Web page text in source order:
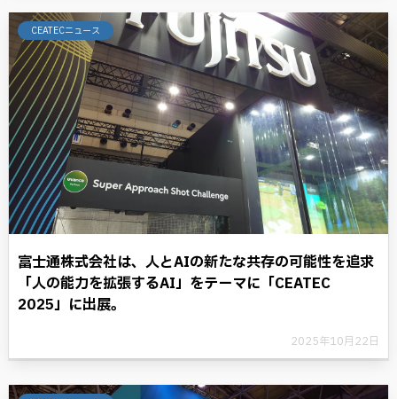
CEATECニュース
富士通株式会社は、人とAIの新たな共存の可能性を追求
「人の能力を拡張するAI」をテーマに「CEATEC
2025」に出展。
2025年10月22日